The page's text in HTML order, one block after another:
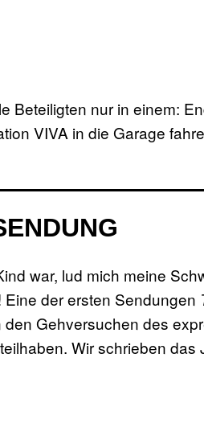
Beteiligten nur in einem:
VIVA in die Garage
war, lud mich meine
der ersten Sendungen
Gehversuchen des
Wir schrieben das